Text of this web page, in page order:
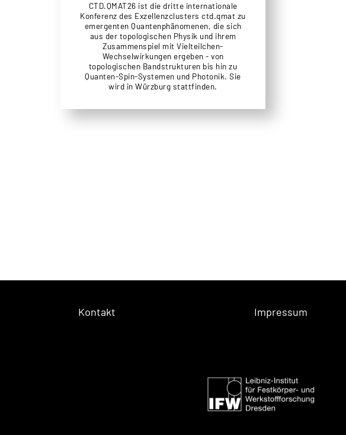
CTD.QMAT26 ist die dritte internationale
Konferenz des Exzellenzclusters ctd.qmat zu
emergenten Quantenphänomenen, die sich
aus der topologischen Physik und ihrem
Zusammenspiel mit Vielteilchen-
Wechselwirkungen ergeben - von
topologischen Bandstrukturen bis hin zu
Quanten-Spin-Systemen und Photonik. Sie
wird in Würzburg stattfinden.
Kontakt Impressum